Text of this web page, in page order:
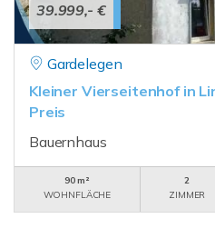
39.999,- €
Gardelegen
Kleiner Vierseitenhof in
Preis
Bauernhaus
90 m²
WOHNFLÄCHE
2
ZIMMER